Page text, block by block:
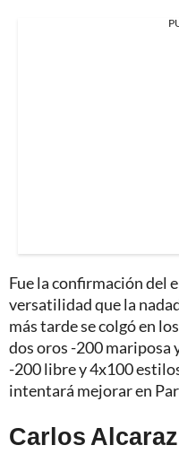
Fue la confirmación del
versatilidad que la
más tarde se colgó en
dos oros -200 mariposa
-200 libre y 4x100
intentará mejorar en
Carlos